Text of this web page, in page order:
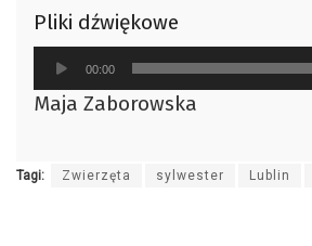
Pliki dźwiękowe
Odtwarzacz
plików
dźwiękowych
00:00
Maja Zaborowska
Tagi: Zwierzęta sylwester Lublin